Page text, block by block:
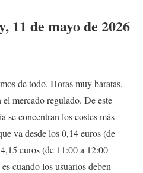
11 de mayo de 2026
de todo. Horas muy baratas,
mercado regulado. De este
se concentran los costes más
va desde los 0,14 euros (de
euros (de 11:00 a 12:00
cuando los usuarios deben